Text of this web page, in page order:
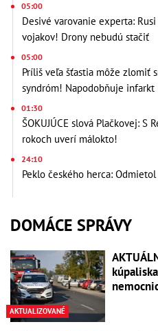
05:00
Desivé varovanie experta:
vojakov! Drony nebudú stačiť
05:00
Príliš veľa šťastia môže zlomiť
syndróm! Napodobňuje infarkt
01:30
ŠOKUJÚCE slová Plačkovej: S
rokoch uverí málokto!
24:10
Peklo českého herca:
DOMÁCE SPRÁVY
AKTUALIZOVANÉ